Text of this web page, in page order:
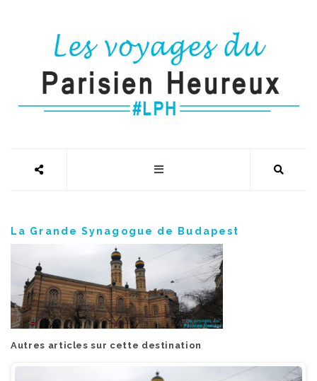
La Grande Synagogue de Budapest
Autres articles sur cette destination